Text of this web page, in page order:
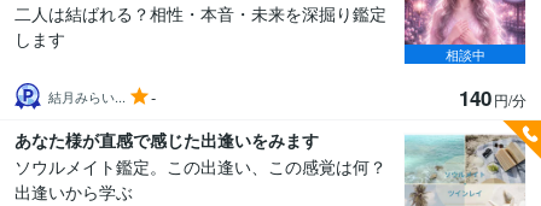
二人は結ばれる？相性・本音・未来を深掘り鑑定
します
結月みらい... - 140円/分
相談中
あなた様が直感で感じた出逢いをみます
ソウルメイト鑑定。この出逢い、この感覚は何？
出逢いから学ぶ